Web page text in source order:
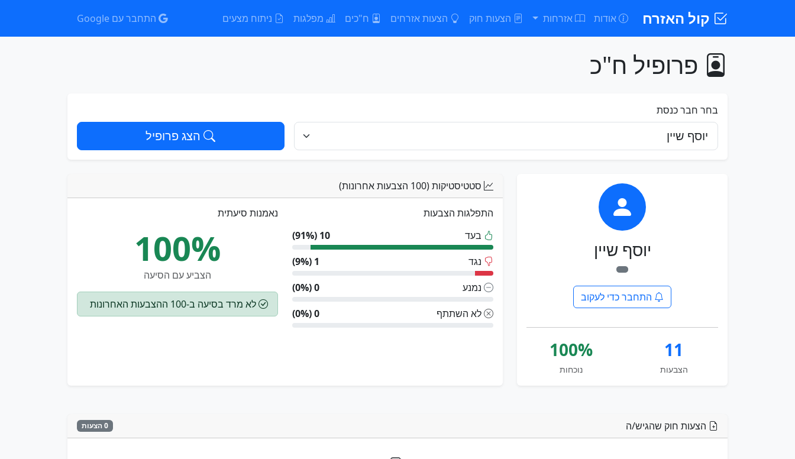
קול האזרח אודות אזרחות הצעות חוק הצעות אזרחים ח"כים מפלגות ניתוח מצעים התחבר עם Google
פרופיל ח"כ
בחר חבר כנסת
הצג פרופיל
יוסף שיין
התחבר כדי לעקוב
11
הצבעות
100%
נוכחות
סטטיסטיקות (100 הצבעות אחרונות)
התפלגות הצבעות
בעד
10 (91%)
נגד
1 (9%)
נמנע
0 (0%)
לא השתתף
0 (0%)
נאמנות סיעתית
100%
הצביע עם הסיעה
לא מרד בסיעה ב-100 ההצבעות האחרונות
הצעות חוק שהגיש/ה 0 הצעות